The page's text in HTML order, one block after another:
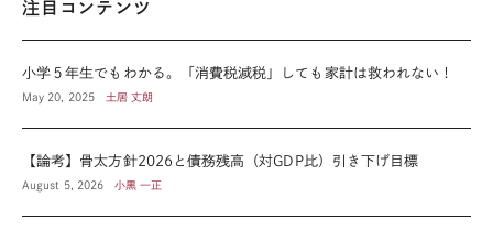
注目コンテンツ
小学５年生でもわかる。「消費税減税」しても家計は救われない！
May 20, 2025 土居 丈朗
【論考】骨太方針2026と債務残高（対GDP比）引き下げ目標
August 5, 2026 小黒 一正